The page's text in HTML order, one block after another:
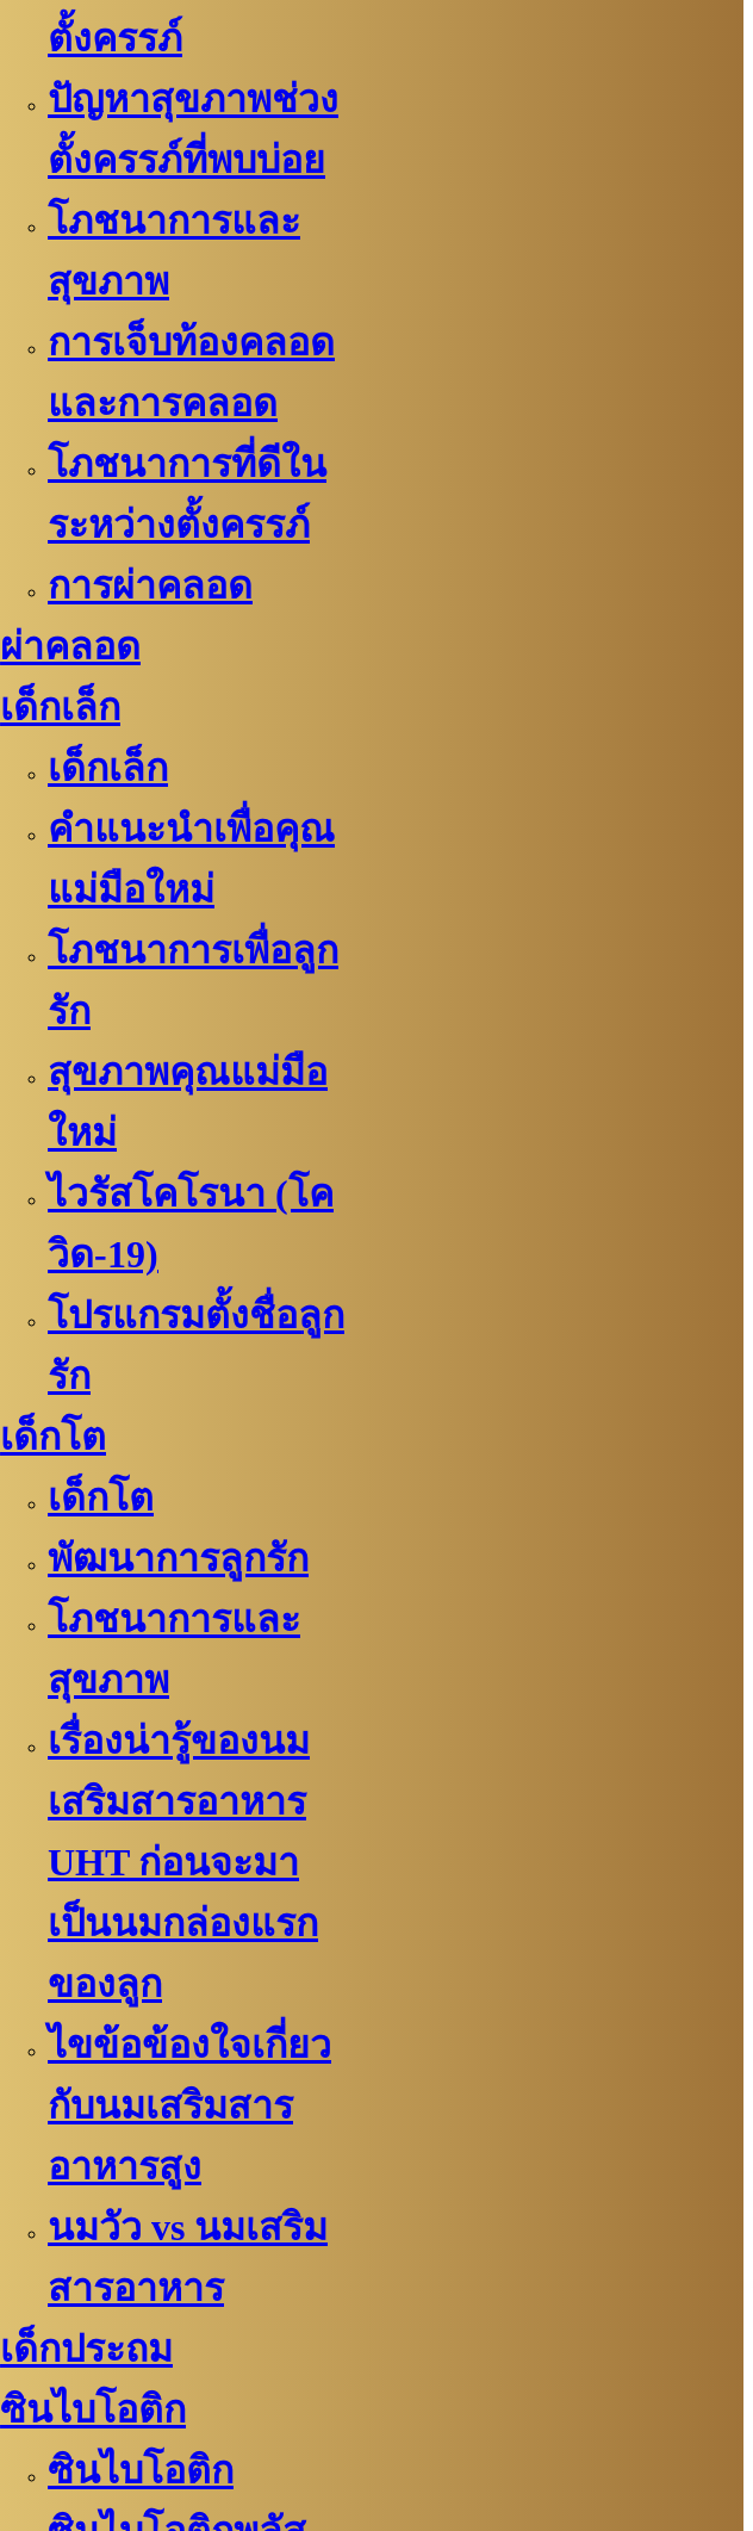
ตั้งครรภ์​
ปัญหาสุขภาพช่วง
ตั้งครรภ์ที่พบบ่อย
โภชนาการและ
สุขภาพ
การเจ็บท้องคลอด
และการคลอด
โภชนาการที่ดีใน
ระหว่างตั้งครรภ์
การผ่าคลอด
ผ่าคลอด
เด็กเล็ก
เด็กเล็ก
คำแนะนำเพื่อคุณ
แม่มือใหม่
โภชนาการเพื่อลูก
รัก
สุขภาพคุณแม่มือ
ใหม่
ไวรัสโคโรนา (โค
วิด-19)
โปรแกรมตั้งชื่อลูก
รัก
เด็กโต
เด็กโต
พัฒนาการลูกรัก
โภชนาการและ
สุขภาพ
เรื่องน่ารู้ของนม
เสริมสารอาหาร
UHT ก่อนจะมา
เป็นนมกล่องแรก
ของลูก
ไขข้อข้องใจเกี่ยว
กับนมเสริมสาร
อาหารสูง
นมวัว vs นมเสริม
สารอาหาร
เด็กประถม
ซินไบโอติก
ซินไบโอติก